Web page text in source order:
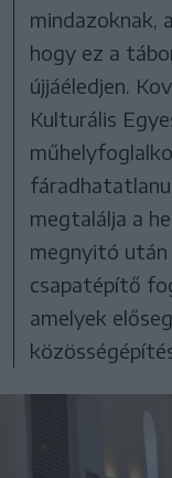
mindazoknak,
hogy ez a
újjáéledjen.
Kulturális
megtalálja a
megnyitó
csapatépítő
amelyek